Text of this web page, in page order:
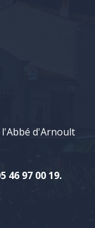
l'Abbé d'Arnoult
46 97 00 19.